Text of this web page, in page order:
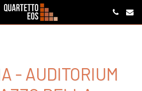
- AUDITORIUM